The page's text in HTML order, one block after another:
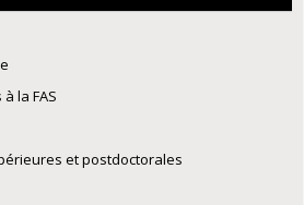
la FAS
et postdoctorales